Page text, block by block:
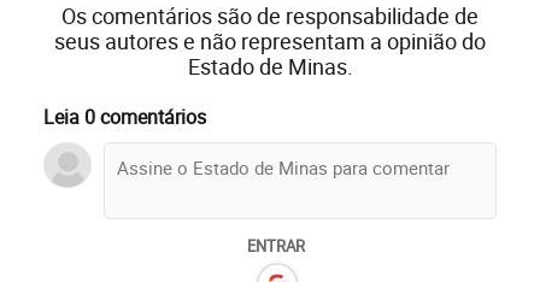
Os comentários são de responsabilidade de
seus autores e não representam a opinião do
Estado de Minas.
Leia 0 comentários
ENTRAR